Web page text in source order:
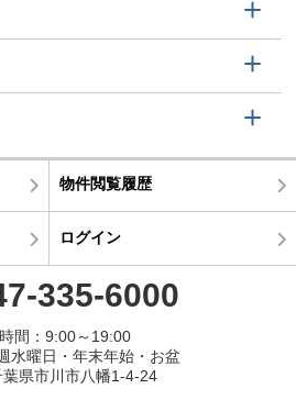
物件閲覧履歴
ログイン
335-6000
間：9:00～19:00
水曜日・年末年始・お盆
県市川市八幡1-4-24